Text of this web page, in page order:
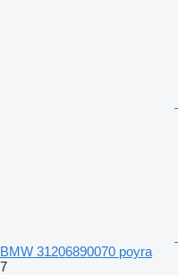
BMW 31206890070 poyra
7